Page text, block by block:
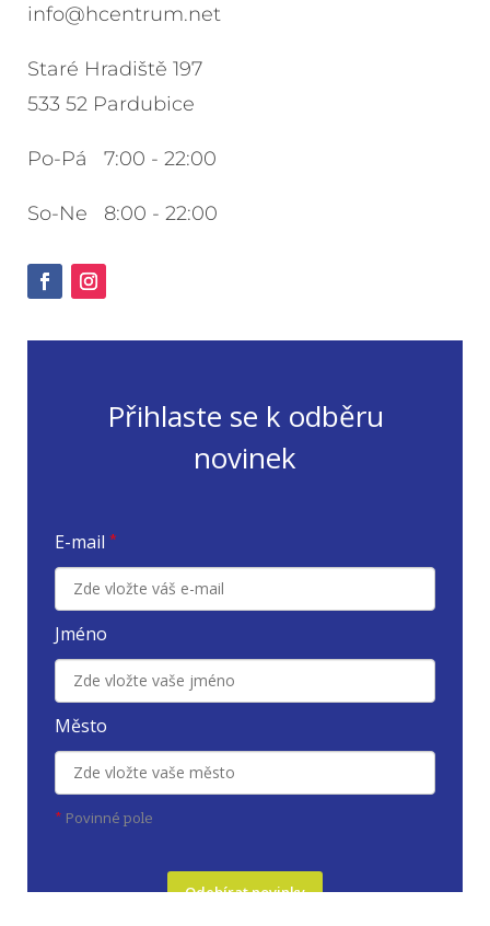
info@hcentrum.net
Staré Hradiště 197
533 52 Pardubice
Po-Pá 7:00 - 22:00
So-Ne 8:00 - 22:00
Přihlaste se k odběru
novinek
E-mail *
Jméno
Město
* Povinné pole
Odebírat novinky